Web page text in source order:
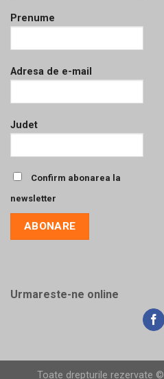
Prenume
Adresa de e-mail
Judet
Confirm abonarea la
newsletter
Urmareste-ne online
Toate drepturile rezervate ©